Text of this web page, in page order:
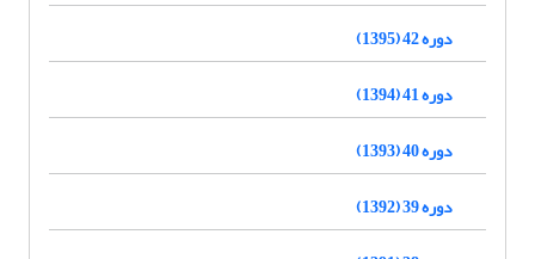
دوره 42 (1395)
دوره 41 (1394)
دوره 40 (1393)
دوره 39 (1392)